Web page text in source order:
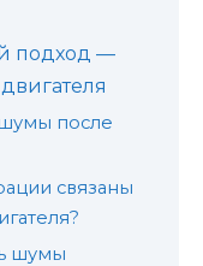
подход —
после
связаны
шумы